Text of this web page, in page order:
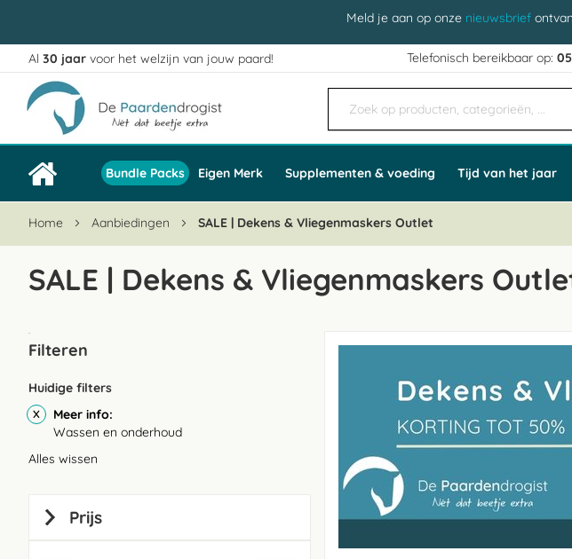
Meld je aan op onze nieuwsbrief
Ga
naar
de
inhoud
Al 30 jaar voor het welzijn van jouw paard! Telefonisch bereikbaar op:
Bundle Packs Eigen Merk Supplementen & voeding Tijd van het jaar
Home Aanbiedingen SALE | Dekens & Vliegenmaskers Outlet
SALE | Dekens & Vliegenmaskers
Filteren
Huidige filters
Meer info
Wassen en onderhoud
Alles wissen
Prijs